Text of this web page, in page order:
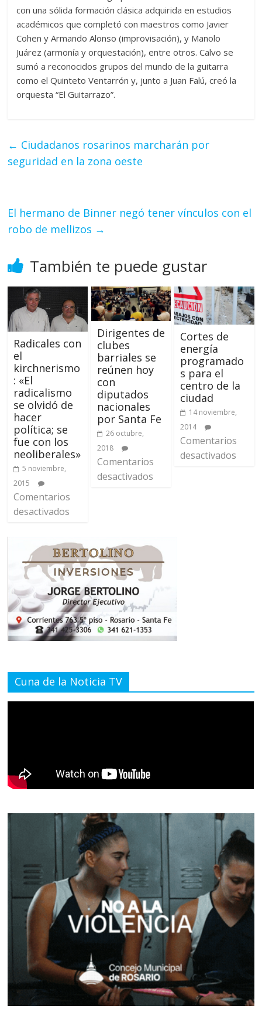
con una sólida formación clásica adquirida en estudios
académicos que completó con maestros como Javier
Cohen y Armando Alonso (improvisación), y Manolo
Juárez (armonía y orquestación), entre otros. Calvo se
sumó a reconocidos grupos del mundo de la guitarra
como el Quinteto Ventarrón y, junto a Juan Falú, creó la
orquesta “El Guitarrazo”.
← Ciudadanos rosarinos marcharán por
seguridad en la zona oeste
El hermano de Binner negó tener vínculos con el
robo de mellizos →
También te puede gustar
Radicales con
el
kirchnerismo
: «El
radicalismo
se olvidó de
hacer
política; se
fue con los
neoliberales»
5 noviembre,
2015
Comentarios
desactivados
Dirigentes de
clubes
barriales se
reúnen hoy
con
diputados
nacionales
por Santa Fe
26 octubre,
2018
Comentarios
desactivados
Cortes de
energía
programado
s para el
centro de la
ciudad
14 noviembre,
2014
Comentarios
desactivados
Cuna de la Noticia TV